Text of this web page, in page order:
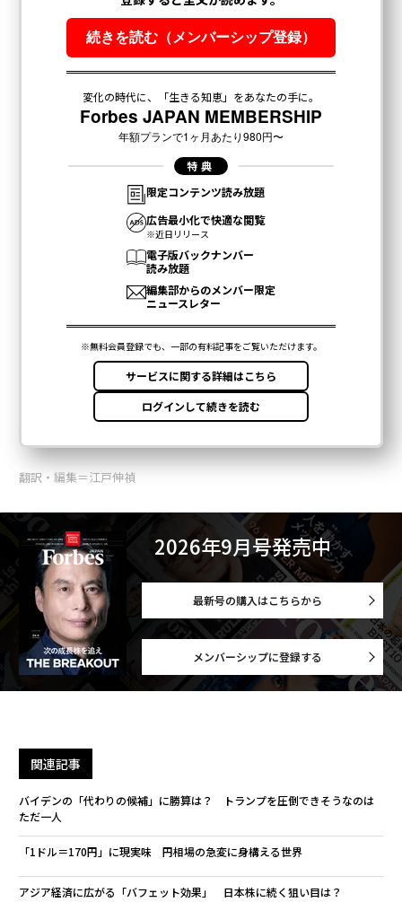
翻訳・編集＝江戸伸禎
2026年9月号発売中
最新号の購入はこちらから
メンバーシップに登録する
関連記事
バイデンの「代わりの候補」に勝算は？ トランプを圧倒できそうなのは
ただ一人
「1ドル＝170円」に現実味 円相場の急変に身構える世界
アジア経済に広がる「バフェット効果」 日本株に続く狙い目は？